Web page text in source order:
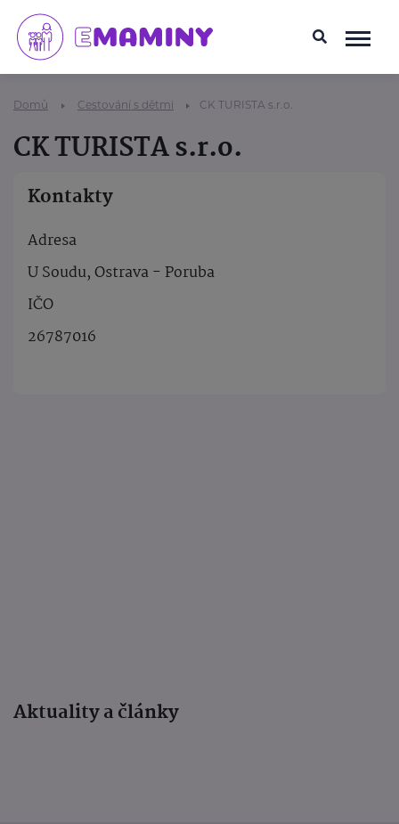
Domů Cestování s dětmi CK TURISTA s.r.o.
CK TURISTA s.r.o.
Kontakty
Adresa
U Soudu, Ostrava - Poruba
IČO
26787016
Aktuality a články